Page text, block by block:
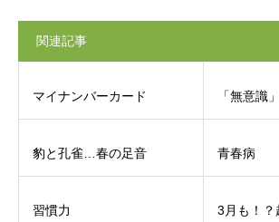
関連記事
マイナンバーカード 「無意識
豹と孔雀…春の足音 青春病
習慣力 3月も！？